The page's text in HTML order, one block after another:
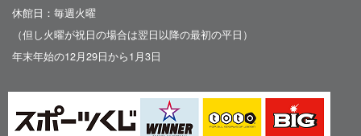
休館日：毎週火曜
（但し火曜が祝日の場合は翌日以降の最初の平日）
年末年始の12月29日から1月3日